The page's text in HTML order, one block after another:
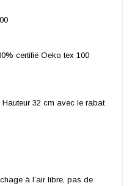
certifié Oeko tex 100
32 cm avec le rabat
à l’air libre, pas de